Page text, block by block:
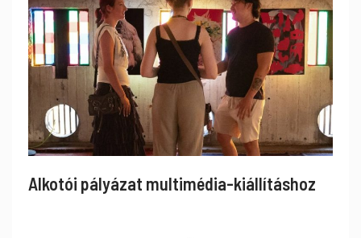
Alkotói pályázat multimédia-kiállításhoz